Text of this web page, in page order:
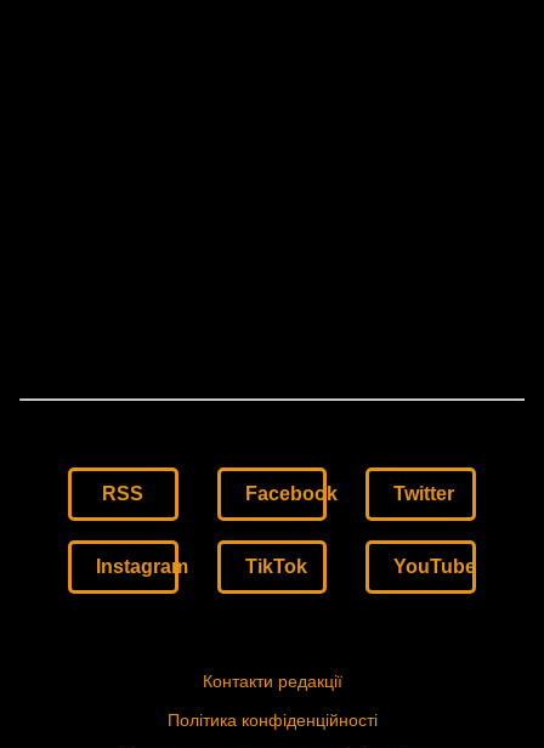
RSS Facebook Twitter
Instagram TikTok YouTube
Контакти редакції
Політика конфіденційності